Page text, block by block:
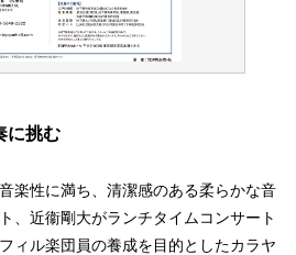
に挑む
楽性に満ち、清潔感のある柔らかな音
、近衞剛大がランチタイムコンサート
ィル楽団員の養成を目的としたカラヤ